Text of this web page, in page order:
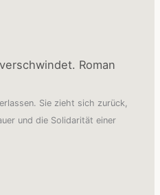
Roman
Sie zieht sich zurück,
und die Solidarität einer